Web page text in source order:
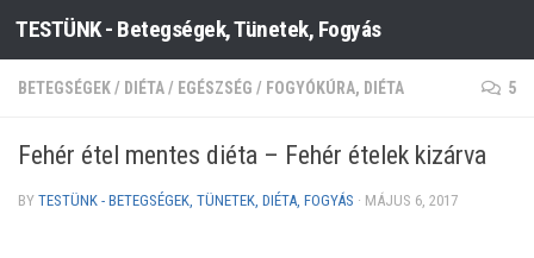
Skip to content
TESTÜNK - Betegségek, Tünetek, Fogyás
BETEGSÉGEK/ DIÉTA/ EGÉSZSÉG / FOGYÓKÚRA, DIÉTA 5
Fehér étel mentes diéta – Fehér ételek kizárva
BY TESTÜNK - BETEGSÉGEK, TÜNETEK, DIÉTA, FOGYÁS · MÁJUS 6, 2017